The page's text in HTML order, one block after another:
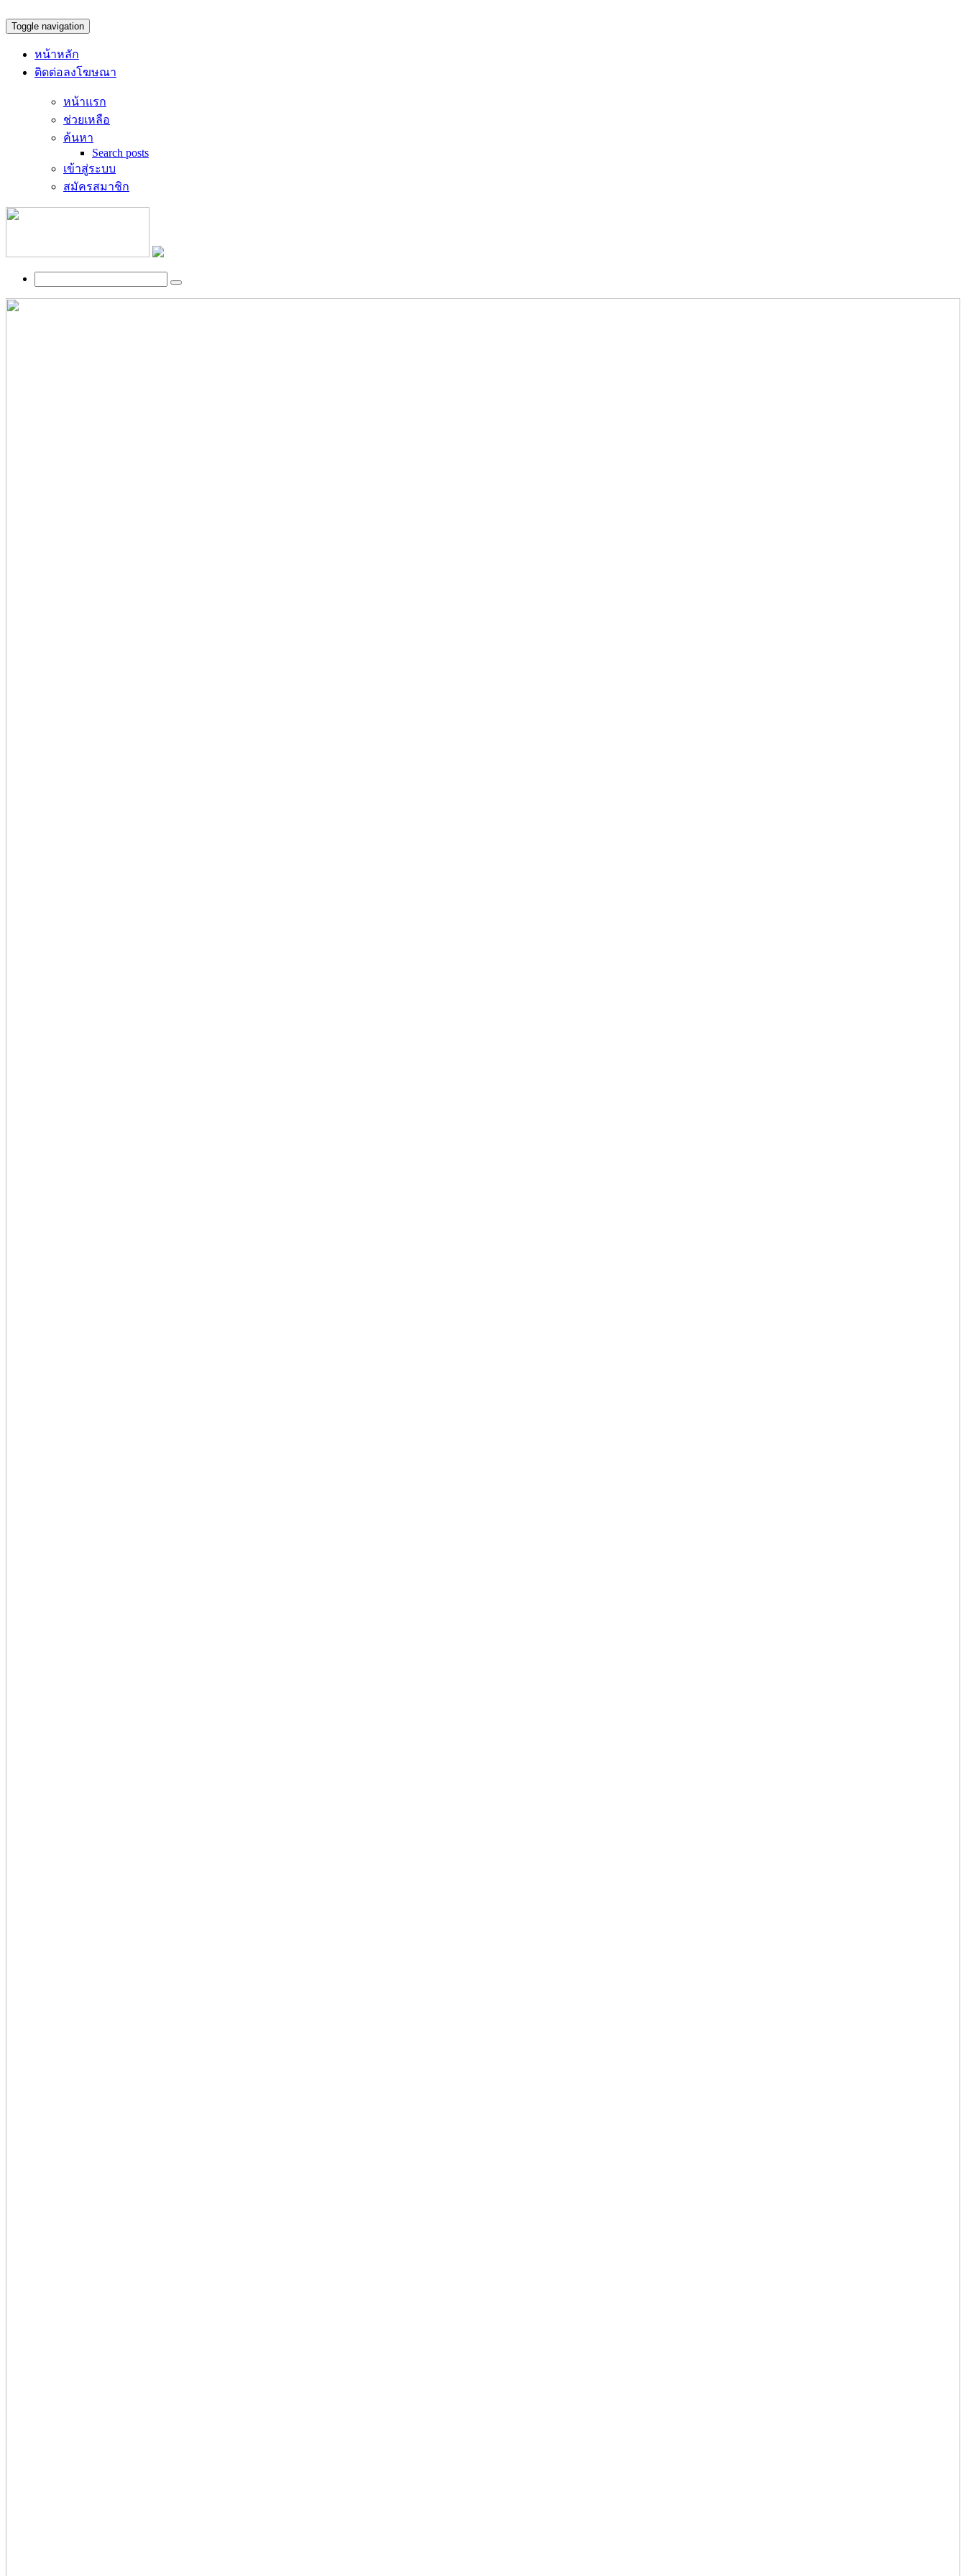
Toggle navigation
หน้าหลัก
ติดต่อลงโฆษณา
หน้าแรก
ช่วยเหลือ
ค้นหา
Search posts
เข้าสู่ระบบ
สมัครสมาชิก